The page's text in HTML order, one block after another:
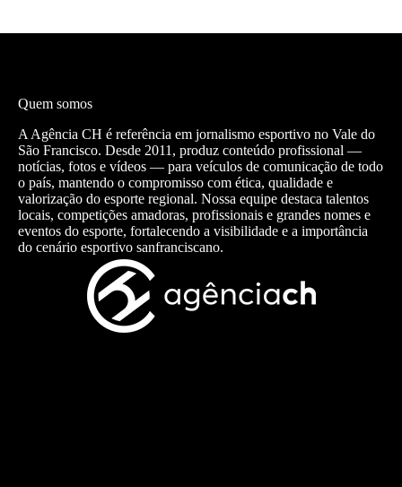
Quem somos
A Agência CH é referência em jornalismo esportivo no Vale do
São Francisco. Desde 2011, produz conteúdo profissional —
notícias, fotos e vídeos — para veículos de comunicação de todo
o país, mantendo o compromisso com ética, qualidade e
valorização do esporte regional. Nossa equipe destaca talentos
locais, competições amadoras, profissionais e grandes nomes e
eventos do esporte, fortalecendo a visibilidade e a importância
do cenário esportivo sanfranciscano.